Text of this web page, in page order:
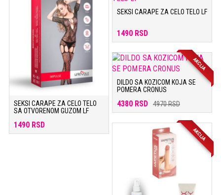
SEKSI CARAPE ZA CELO TELO
SA OTVORENOM GUZOM LF
1490 RSD
SEKSI CARAPE ZA CELO TELO LF
1490 RSD
AKCIJA
DILDO SA KOZICOM KOJA SE
POMERA CRONUS
4380 RSD 4970 RSD
AKCIJA